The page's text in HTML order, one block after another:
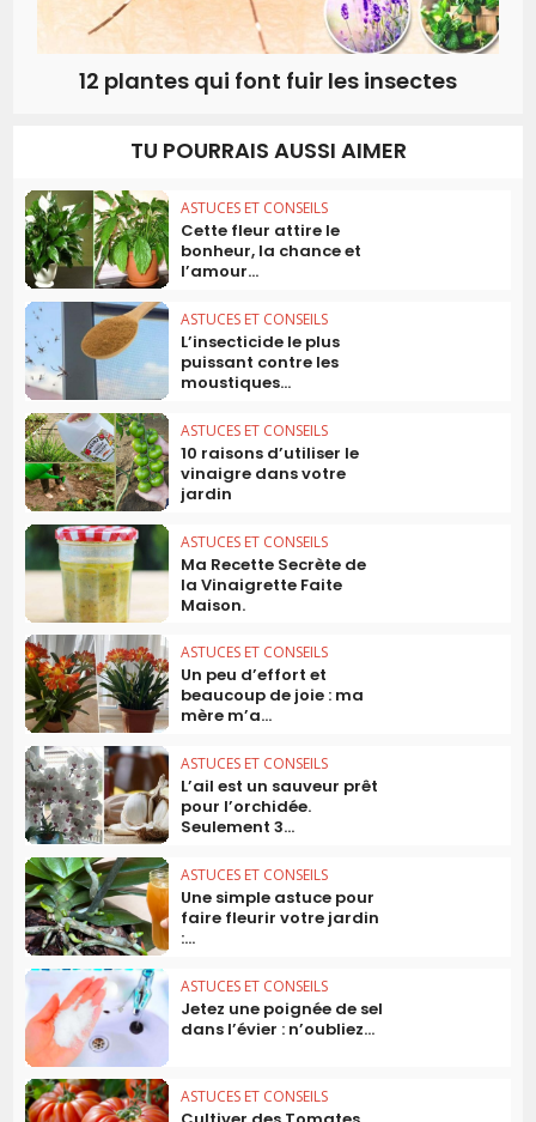
12 plantes qui font fuir les insectes
TU POURRAIS AUSSI AIMER
ASTUCES ET CONSEILS
Cette fleur attire le
bonheur, la chance et
l’amour...
ASTUCES ET CONSEILS
L’insecticide le plus
puissant contre les
moustiques...
ASTUCES ET CONSEILS
10 raisons d’utiliser le
vinaigre dans votre
jardin
ASTUCES ET CONSEILS
Ma Recette Secrète de
la Vinaigrette Faite
Maison.
ASTUCES ET CONSEILS
Un peu d’effort et
beaucoup de joie : ma
mère m’a...
ASTUCES ET CONSEILS
L’ail est un sauveur prêt
pour l’orchidée.
Seulement 3...
ASTUCES ET CONSEILS
Une simple astuce pour
faire fleurir votre jardin
:...
ASTUCES ET CONSEILS
Jetez une poignée de sel
dans l’évier : n’oubliez...
ASTUCES ET CONSEILS